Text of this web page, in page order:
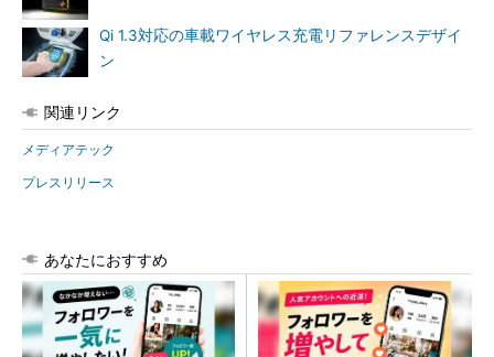
Qi 1.3対応の車載ワイヤレス充電リファレンスデザイ
ン
関連リンク
メディアテック
プレスリリース
あなたにおすすめ